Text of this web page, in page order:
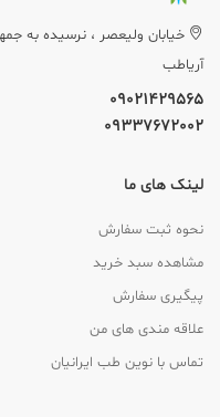
خيابان وليعصر ، نرسيده به
آریاطب
09021429565
09337672002
لینک های ما
نحوه ثبت سفارش
مشاهده سبد خرید
پیگیری سفارش
علاقه مندی های من
تماس با نوین طب ایرانیان